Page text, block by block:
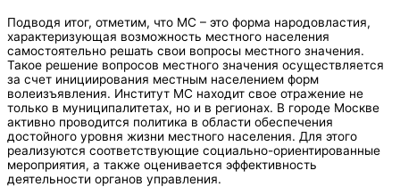
Подводя итог, отметим, что МС – это форма народовластия,
характеризующая возможность местного населения
самостоятельно решать свои вопросы местного значения.
Такое решение вопросов местного значения осуществляется
за счет инициирования местным населением форм
волеизъявления. Институт МС находит свое отражение не
только в муниципалитетах, но и в регионах. В городе Москве
активно проводится политика в области обеспечения
достойного уровня жизни местного населения. Для этого
реализуются соответствующие социально-ориентированные
мероприятия, а также оценивается эффективность
деятельности органов управления.